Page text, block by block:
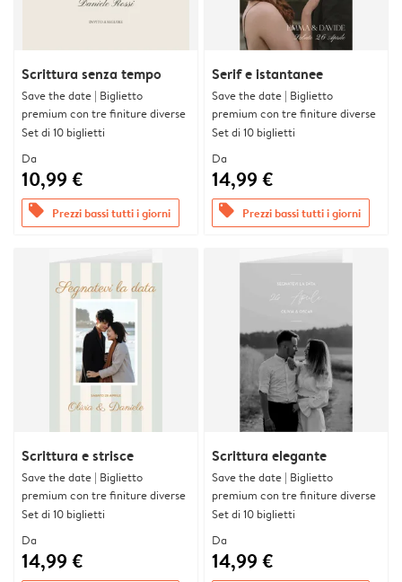
Scrittura senza tempo
Save the date | Biglietto
premium con tre finiture diverse
Set di 10 biglietti
Da
10,99 €
offers Prezzi bassi tutti i giorni
Serif e istantanee
Save the date | Biglietto
premium con tre finiture diverse
Set di 10 biglietti
Da
14,99 €
offers Prezzi bassi tutti i giorni
Scrittura e strisce
Save the date | Biglietto
premium con tre finiture diverse
Set di 10 biglietti
Da
14,99 €
Scrittura elegante
Save the date | Biglietto
premium con tre finiture diverse
Set di 10 biglietti
Da
14,99 €